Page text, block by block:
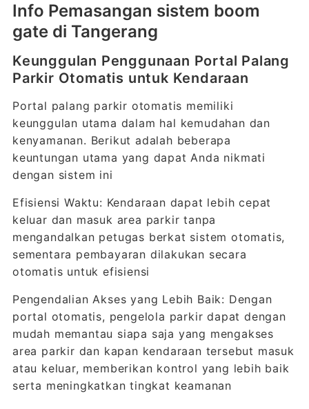
Info Pemasangan sistem boom
gate di Tangerang
Keunggulan Penggunaan Portal Palang
Parkir Otomatis untuk Kendaraan
Portal palang parkir otomatis memiliki
keunggulan utama dalam hal kemudahan dan
kenyamanan. Berikut adalah beberapa
keuntungan utama yang dapat Anda nikmati
dengan sistem ini
Efisiensi Waktu: Kendaraan dapat lebih cepat
keluar dan masuk area parkir tanpa
mengandalkan petugas berkat sistem otomatis,
sementara pembayaran dilakukan secara
otomatis untuk efisiensi
Pengendalian Akses yang Lebih Baik: Dengan
portal otomatis, pengelola parkir dapat dengan
mudah memantau siapa saja yang mengakses
area parkir dan kapan kendaraan tersebut masuk
atau keluar, memberikan kontrol yang lebih baik
serta meningkatkan tingkat keamanan